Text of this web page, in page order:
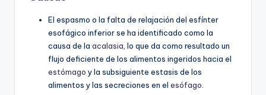
El espasmo o la falta de relajación del esfínter
esofágico inferior se ha identificado como la
causa de la acalasia , lo que da como resultado un
flujo deficiente de los alimentos ingeridos hacia el
estómago y la subsiguiente estasis de los
alimentos y las secreciones en el esófago